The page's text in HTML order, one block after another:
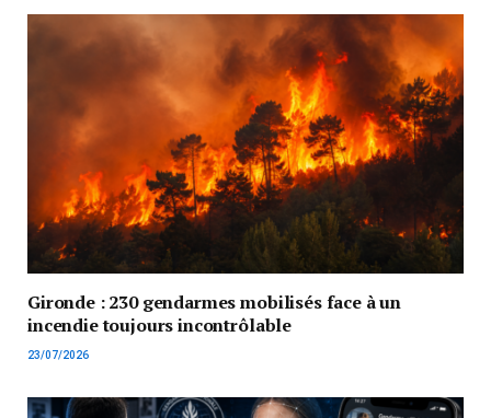
Gironde : 230 gendarmes mobilisés face à un
incendie toujours incontrôlable
23/07/2026